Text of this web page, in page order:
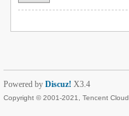
Powered by Discuz! X3.4
Copyright © 2001-2021, Tencent Cloud.